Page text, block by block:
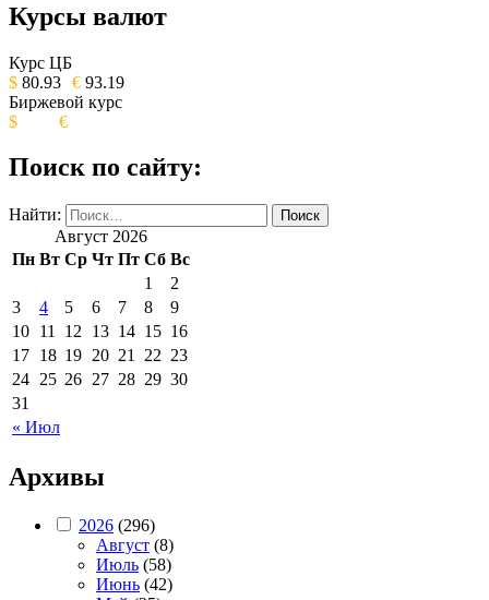
ОБЩЕСТВЕННО-ПОЛИТИЧЕСКОЕ
ИЗДАНИЕ КАМЧАТСКОГО КРАЯ.
Курсы валют
Курс ЦБ
$ 80.93 € 93.19
Биржевой курс
$
€
Поиск по сайту:
Найти:
Август 2026
Пн Вт Ср Чт Пт Сб Вс
« Июл
1
2
3
4 5 6 7 8
9
10 11 12 13 14 15 16
17 18 19 20 21 22 23
24 25 26 27 28 29 30
31
Архивы
2026 (296)
Август (8)
Июль (58)
Июнь (42)